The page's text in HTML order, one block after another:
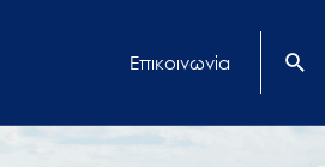
Επικοινωνία